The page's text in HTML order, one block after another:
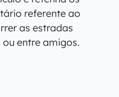
referente ao
as estradas
entre amigos.